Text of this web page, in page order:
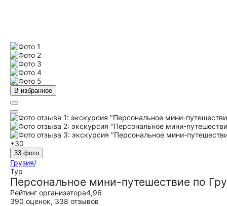
В избранное
+30
33 фото
Грузия/
Тур
Персональное мини-путешествие по
Рейтинг организатора4,96
390 оценок, 338 отзывов